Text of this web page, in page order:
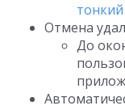
Отмена
До